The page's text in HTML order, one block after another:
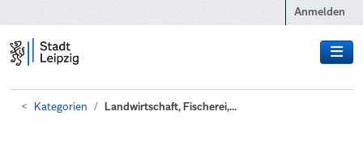
Anmelden
Kategorien Landwirtschaft, Fischerei,...